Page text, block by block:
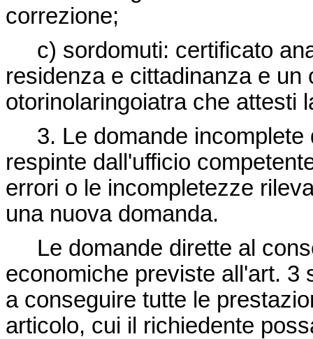
correzione;
c) sordomuti: certificato
residenza e cittadinanza e un
otorinolaringoiatra che attesti
3. Le domande incomplete
respinte dall'ufficio
errori o le incompletezze
una nuova domanda.
Le domande dirette al
economiche previste all'art. 3
a conseguire tutte le
articolo, cui il richiedente